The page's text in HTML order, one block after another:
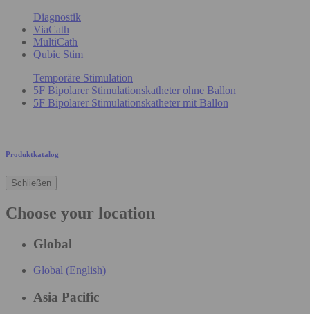
Diagnostik
ViaCath
MultiCath
Qubic Stim
Temporäre Stimulation
5F Bipolarer Stimulationskatheter ohne Ballon
5F Bipolarer Stimulationskatheter mit Ballon
Produktkatalog
Schließen
Choose your location
Global
Global (English)
Asia Pacific